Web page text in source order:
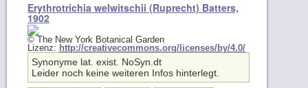
Erythrotrichia welwitschii (Ruprecht) Batters,
1902
© The New York Botanical Garden
Lizenz: http://creativecommons.org/licenses/by/4.0/
Synonyme lat. exist. NoSyn.dt
Leider noch keine weiteren Infos hinterlegt.